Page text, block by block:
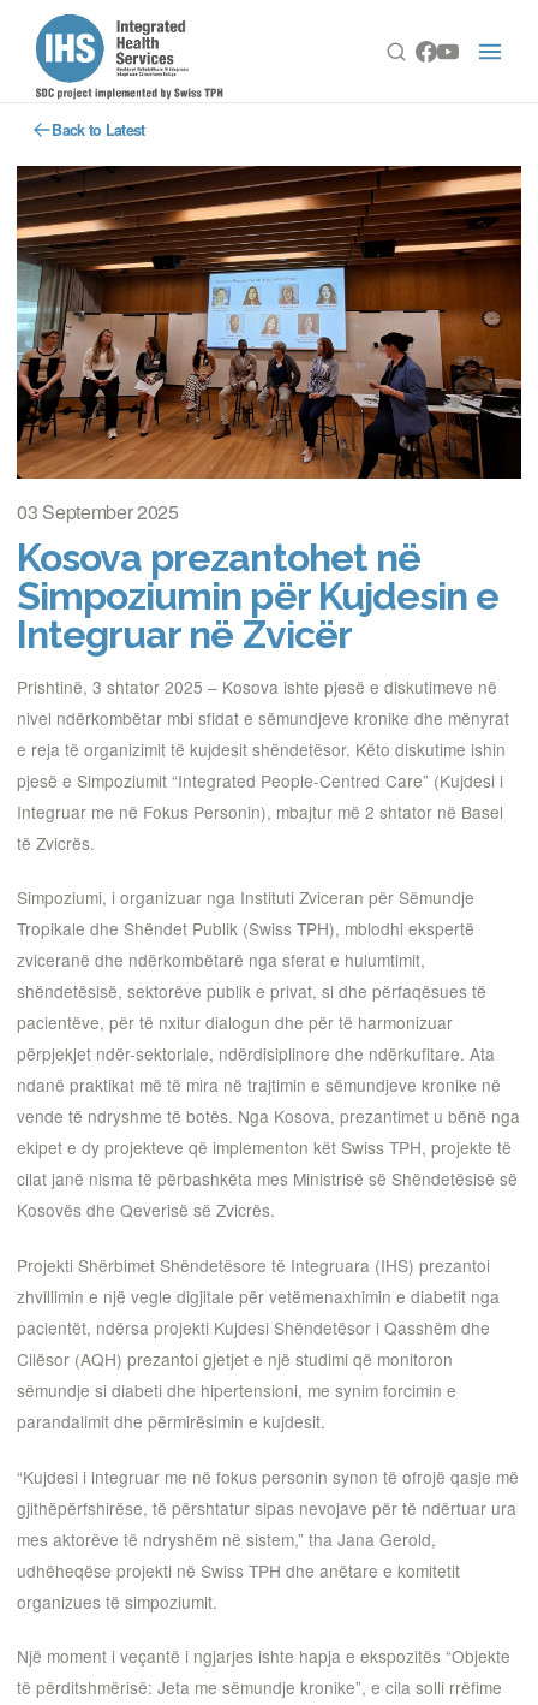
Back to Latest
03 September 2025
Kosova prezantohet në
Simpoziumin për Kujdesin e
Integruar në Zvicër
Prishtinë, 3 shtator 2025 – Kosova ishte pjesë e diskutimeve në
nivel ndërkombëtar mbi sfidat e sëmundjeve kronike dhe mënyrat
e reja të organizimit të kujdesit shëndetësor. Këto diskutime ishin
pjesë e Simpoziumit “Integrated People-Centred Care” (Kujdesi i
Integruar me në Fokus Personin), mbajtur më 2 shtator në Basel
të Zvicrës.
Simpoziumi, i organizuar nga Instituti Zviceran për Sëmundje
Tropikale dhe Shëndet Publik (Swiss TPH), mblodhi ekspertë
zviceranë dhe ndërkombëtarë nga sferat e hulumtimit,
shëndetësisë, sektorëve publik e privat, si dhe përfaqësues të
pacientëve, për të nxitur dialogun dhe për të harmonizuar
përpjekjet ndër-sektoriale, ndërdisiplinore dhe ndërkufitare. Ata
ndanë praktikat më të mira në trajtimin e sëmundjeve kronike në
vende të ndryshme të botës. Nga Kosova, prezantimet u bënë nga
ekipet e dy projekteve që implementon kët Swiss TPH, projekte të
cilat janë nisma të përbashkëta mes Ministrisë së Shëndetësisë së
Kosovës dhe Qeverisë së Zvicrës.
Projekti Shërbimet Shëndetësore të Integruara (IHS) prezantoi
zhvillimin e një vegle digjitale për vetëmenaxhimin e diabetit nga
pacientët, ndërsa projekti Kujdesi Shëndetësor i Qasshëm dhe
Cilësor (AQH) prezantoi gjetjet e një studimi që monitoron
sëmundje si diabeti dhe hipertensioni, me synim forcimin e
parandalimit dhe përmirësimin e kujdesit.
“Kujdesi i integruar me në fokus personin synon të ofrojë qasje më
gjithëpërfshirëse, të përshtatur sipas nevojave për të ndërtuar ura
mes aktorëve të ndryshëm në sistem,” tha Jana Gerold,
udhëheqëse projekti në Swiss TPH dhe anëtare e komitetit
organizues të simpoziumit.
Një moment i veçantë i ngjarjes ishte hapja e ekspozitës “Objekte
të përditshmërisë: Jeta me sëmundje kronike”, e cila solli rrëfime